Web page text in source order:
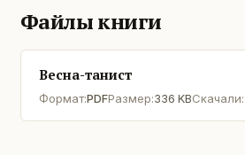
Файлы книги
Весна-танист
Формат:PDFРазмер:336 KBСкачали: